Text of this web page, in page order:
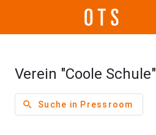
Verein "Coole Schule"
search Suche in Pressroom